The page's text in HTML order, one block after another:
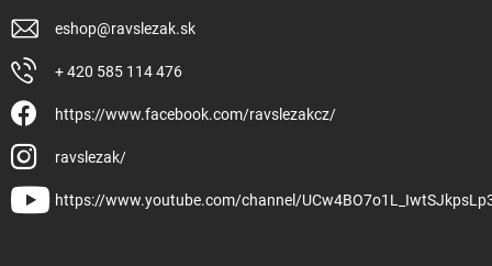
eshop@ravslezak.sk
+ 420 585 114 476
https://www.facebook.com/ravslezakcz/
ravslezak/
https://www.youtube.com/channel/